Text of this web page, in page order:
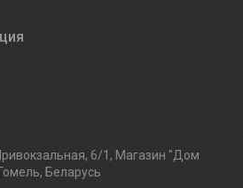
6/1, Магазин "Дом
Беларусь